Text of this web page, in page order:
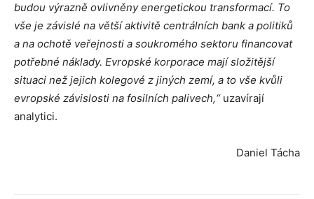
budou výrazně ovlivněny energetickou transformací. To
vše je závislé na větší aktivitě centrálních bank a politiků
a na ochotě veřejnosti a soukromého sektoru financovat
potřebné náklady. Evropské korporace mají složitější
situaci než jejich kolegové z jiných zemí, a to vše kvůli
evropské závislosti na fosilních palivech,“uzavírají
analytici.
Daniel Tácha